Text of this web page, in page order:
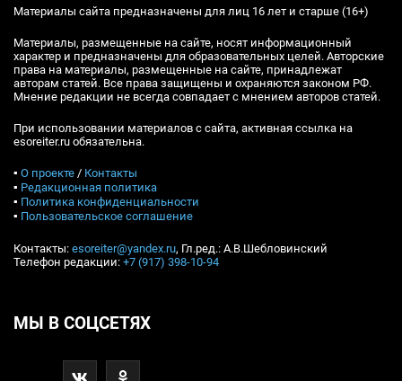
Материалы сайта предназначены для лиц 16 лет и старше (16+)
Материалы, размещенные на сайте, носят информационный
характер и предназначены для образовательных целей. Авторские
права на материалы, размещенные на сайте, принадлежат
авторам статей. Все права защищены и охраняются законом РФ.
Мнение редакции не всегда совпадает с мнением авторов статей.
При использовании материалов с сайта, активная ссылка на
esoreiter.ru обязательна.
▪ О проекте / Контакты
▪ Редакционная политика
▪ Политика конфиденциальности
▪ Пользовательское соглашение
Контакты: esoreiter@yandex.ru, Гл.ред.: А.В.Шебловинский
Телефон редакции: +7 (917) 398-10-94
МЫ В СОЦСЕТЯХ